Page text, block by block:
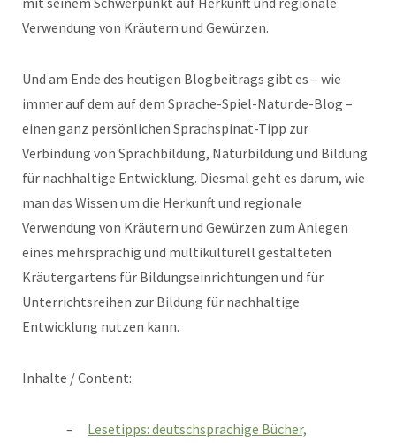
Verwendung von Kräutern und Gewürzen.
Und am Ende des heutigen Blogbeitrags gibt es – wie
immer auf dem auf dem Sprache-Spiel-Natur.de-Blog –
einen ganz persönlichen Sprachspinat-Tipp zur
Verbindung von Sprachbildung, Naturbildung und Bildung
für nachhaltige Entwicklung. Diesmal geht es darum, wie
man das Wissen um die Herkunft und regionale
Verwendung von Kräutern und Gewürzen zum Anlegen
eines mehrsprachig und multikulturell gestalteten
Kräutergartens für Bildungseinrichtungen und für
Unterrichtsreihen zur Bildung für nachhaltige
Entwicklung nutzen kann.
Inhalte / Content:
Lesetipps: deutschsprachige Bücher,